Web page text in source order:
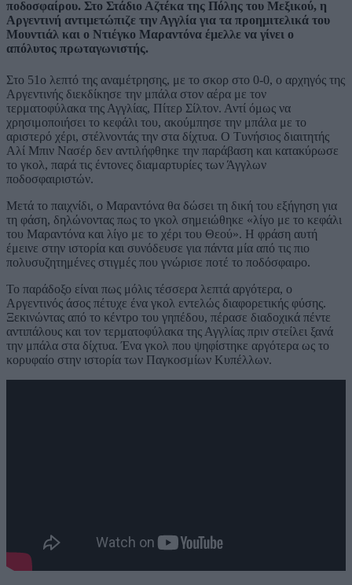
ποδοσφαίρου. Στο Στάδιο Αζτέκα της Πόλης του Μεξικού, η
Αργεντινή αντιμετώπιζε την Αγγλία για τα προημιτελικά του
Μουντιάλ και ο Ντιέγκο Μαραντόνα έμελλε να γίνει ο
απόλυτος πρωταγωνιστής.
Στο 51ο λεπτό της αναμέτρησης, με το σκορ στο 0-0, ο αρχηγός της
Αργεντινής διεκδίκησε την μπάλα στον αέρα με τον
τερματοφύλακα της Αγγλίας, Πίτερ Σίλτον. Αντί όμως να
χρησιμοποιήσει το κεφάλι του, ακούμπησε την μπάλα με το
αριστερό χέρι, στέλνοντάς την στα δίχτυα. Ο Τυνήσιος διαιτητής
Αλί Μπιν Νασέρ δεν αντιλήφθηκε την παράβαση και κατακύρωσε
το γκολ, παρά τις έντονες διαμαρτυρίες των Άγγλων
ποδοσφαιριστών.
Μετά το παιχνίδι, ο Μαραντόνα θα δώσει τη δική του εξήγηση για
τη φάση, δηλώνοντας πως το γκολ σημειώθηκε «λίγο με το κεφάλι
του Μαραντόνα και λίγο με το χέρι του Θεού». Η φράση αυτή
έμεινε στην ιστορία και συνόδευσε για πάντα μία από τις πιο
πολυσυζητημένες στιγμές που γνώρισε ποτέ το ποδόσφαιρο.
Το παράδοξο είναι πως μόλις τέσσερα λεπτά αργότερα, ο
Αργεντινός άσος πέτυχε ένα γκολ εντελώς διαφορετικής φύσης.
Ξεκινώντας από το κέντρο του γηπέδου, πέρασε διαδοχικά πέντε
αντιπάλους και τον τερματοφύλακα της Αγγλίας πριν στείλει ξανά
την μπάλα στα δίχτυα. Ένα γκολ που ψηφίστηκε αργότερα ως το
κορυφαίο στην ιστορία των Παγκοσμίων Κυπέλλων.